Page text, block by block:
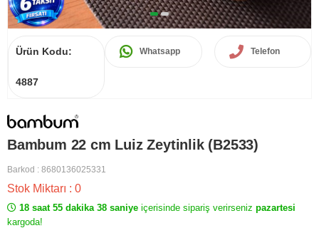
Ürün Kodu:
4887
Whatsapp Telefon
Bambum 22 cm Luiz Zeytinlik (B2533)
Barkod : 8680136025331
Stok Miktarı : 0
18 saat 55 dakika 38 saniye içerisinde sipariş verirseniz pazartesi
kargoda!